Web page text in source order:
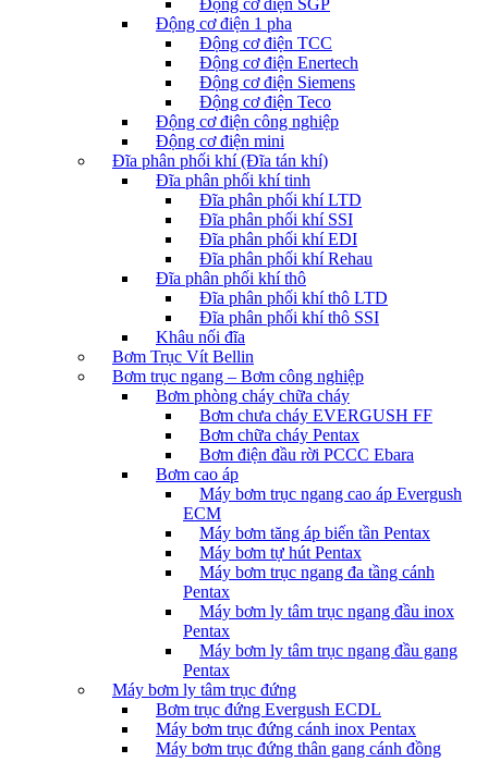
Động cơ điện SGP
Động cơ điện 1 pha
Động cơ điện TCC
Động cơ điện Enertech
Động cơ điện Siemens
Động cơ điện Teco
Động cơ điện công nghiệp
Động cơ điện mini
Đĩa phân phối khí (Đĩa tán khí)
Đĩa phân phối khí tinh
Đĩa phân phối khí LTD
Đĩa phân phối khí SSI
Đĩa phân phối khí EDI
Đĩa phân phối khí Rehau
Đĩa phân phối khí thô
Đĩa phân phối khí thô LTD
Đĩa phân phối khí thô SSI
Khâu nối đĩa
Bơm Trục Vít Bellin
Bơm trục ngang – Bơm công nghiệp
Bơm phòng cháy chữa cháy
Bơm chưa cháy EVERGUSH FF
Bơm chữa cháy Pentax
Bơm điện đầu rời PCCC Ebara
Bơm cao áp
Máy bơm trục ngang cao áp Evergush
ECM
Máy bơm tăng áp biến tần Pentax
Máy bơm tự hút Pentax
Máy bơm trục ngang đa tầng cánh
Pentax
Máy bơm ly tâm trục ngang đầu inox
Pentax
Máy bơm ly tâm trục ngang đầu gang
Pentax
Máy bơm ly tâm trục đứng
Bơm trục đứng Evergush ECDL
Máy bơm trục đứng cánh inox Pentax
Máy bơm trục đứng thân gang cánh đồng